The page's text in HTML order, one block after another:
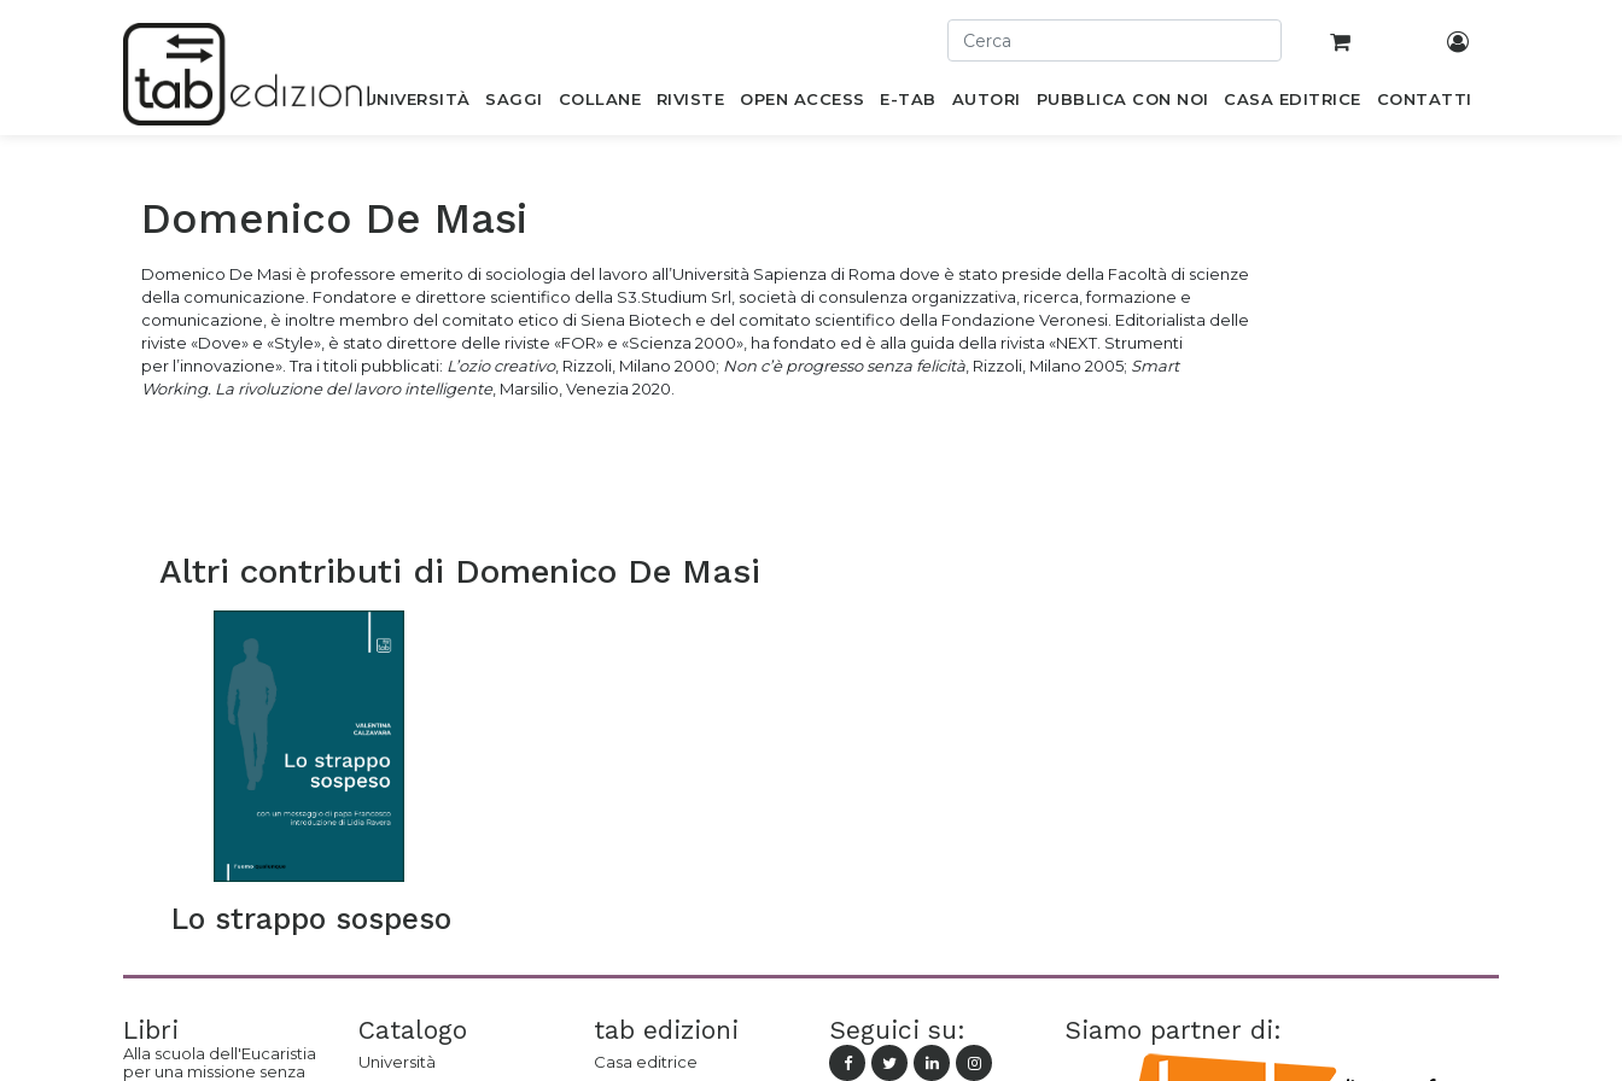
UNIVERSITÀ SAGGI COLLANE RIVISTE OPEN ACCESS E-TAB AUTORI PUBBLICA CON NOI CASA EDITRICE CONTATTI
Domenico De Masi
Domenico De Masi è professore emerito di sociologia del lavoro all’Università Sapienza di Roma dove è stato preside della Facoltà di scienze
della comunicazione. Fondatore e direttore scientifico della S3.Studium Srl, società di consulenza organizzativa, ricerca, formazione e
comunicazione, è inoltre membro del comitato etico di Siena Biotech e del comitato scientifico della Fondazione Veronesi. Editorialista delle
riviste «Dove» e «Style», è stato direttore delle riviste «FOR» e «Scienza 2000», ha fondato ed è alla guida della rivista «NEXT. Strumenti
per l’innovazione». Tra i titoli pubblicati: L’ozio creativo, Rizzoli, Milano 2000; Non c’è progressosenza felicità , Rizzoli, Milano 2005; Smart
Working. La rivoluzione dellavoro intelligente, Marsilio, Venezia 2020.
Altri contributi di Domenico De Masi
Lo strappo sospeso
Libri
Alla scuola dell'Eucaristia
per una missione senza
Catalogo
Università
tab edizioni
Casa editrice
Seguici su: Siamo partner di: